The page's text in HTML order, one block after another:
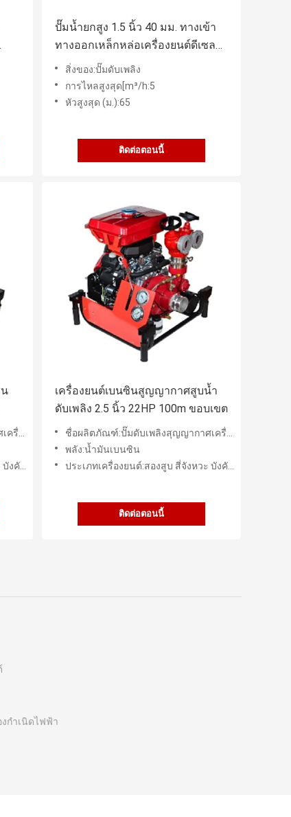
ปั๊มน้ำยกสูง 1.5 นิ้ว 40 มม. ทางเข้า
ทางออกเหล็กหล่อเครื่องยนต์ดีเซล
ปั๊มดับเพลิง
สิ่งของ:ปั๊มดับเพลิง
การไหลสูงสุด[m³/h:5
หัวสูงสุด (ม.):65
ติดต่อตอนนี้
กสูบคู่
อากาศ
เครื่องยนต์เบนซินสูญญากาศสูบน้ำ
ดับเพลิง 2.5 นิ้ว 22HP 100m ขอบเขต
ชื่อผลิตภัณฑ์:ปั๊มดับเพลิงสุญญากาศเครื่องยนต์เบนซินกระบอกสูบคู่
พลัง:น้ำมันเบนซิน
ประเภทเครื่องยนต์:สองสูบ สี่จังหวะ บังคับระบายความร้อนด้วยอากาศ
ติดต่อตอนนี้
งกำเนิดไฟฟ้า